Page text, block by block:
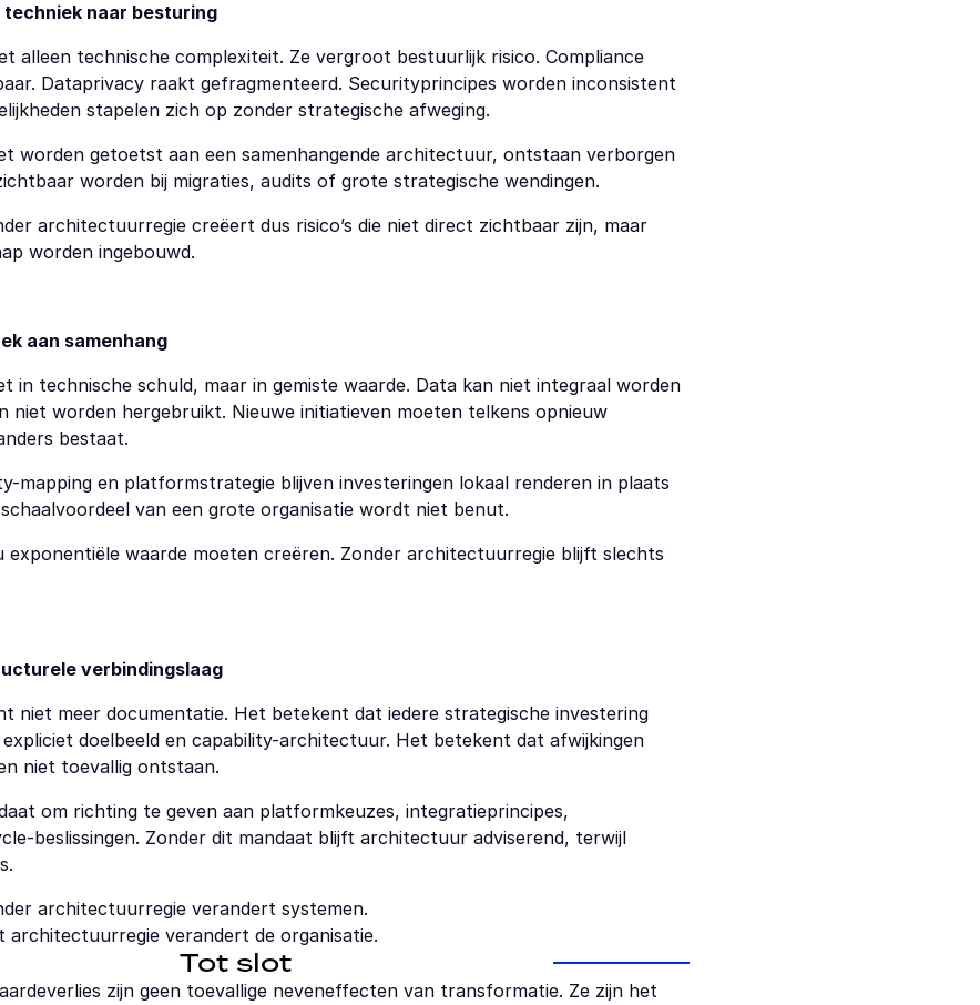
techniek naar besturing
alleen technische complexiteit. Ze vergroot bestuurlijk risico. Compliance
Dataprivacy raakt gefragmenteerd. Securityprincipes worden inconsistent
stapelen zich op zonder strategische afweging.
worden getoetst aan een samenhangende architectuur, ontstaan verborgen
worden bij migraties, audits of grote strategische wendingen.
architectuurregie creëert dus risico’s die niet direct zichtbaar zijn, maar
worden ingebouwd.
aan samenhang
in technische schuld, maar in gemiste waarde. Data kan niet integraal worden
niet worden hergebruikt. Nieuwe initiatieven moeten telkens opnieuw
bestaat.
mapping en platformstrategie blijven investeringen lokaal renderen in plaats
van een grote organisatie wordt niet benut.
waarde moeten creëren. Zonder architectuurregie blijft slechts
verbindingslaag
niet meer documentatie. Het betekent dat iedere strategische investering
doelbeeld en capability-architectuur. Het betekent dat afwijkingen
niet toevallig ontstaan.
om richting te geven aan platformkeuzes, integratieprincipes,
beslissingen. Zonder dit mandaat blijft architectuur adviserend, terwijl
architectuurregie verandert systemen.
architectuurregie verandert de organisatie.
Tot slot
zijn geen toevallige neveneffecten van transformatie. Ze zijn het